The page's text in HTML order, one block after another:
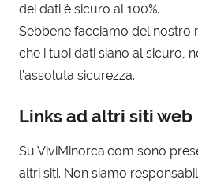
dei dati è sicuro al 100%.
Sebbene facciamo del nostro
che i tuoi dati siano al sicuro,
l’assoluta sicurezza.
Links ad altri siti web
Su ViviMinorca.com sono
altri siti. Non siamo